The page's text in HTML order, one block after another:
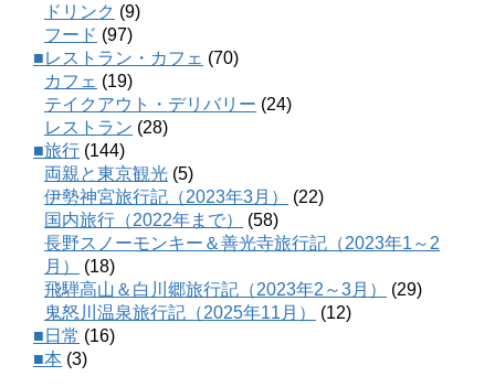
ドリンク (9)
フード (97)
■レストラン・カフェ (70)
カフェ (19)
テイクアウト・デリバリー (24)
レストラン (28)
■旅行 (144)
両親と東京観光 (5)
伊勢神宮旅行記（2023年3月）
(22)
国内旅行（2022年まで）
(58)
長野スノーモンキー＆善光寺旅行記（2023年1～2
月）
(18)
飛騨高山＆白川郷旅行記（2023年2～3月）
(29)
鬼怒川温泉旅行記（2025年11月）
(12)
■日常 (16)
■本 (3)